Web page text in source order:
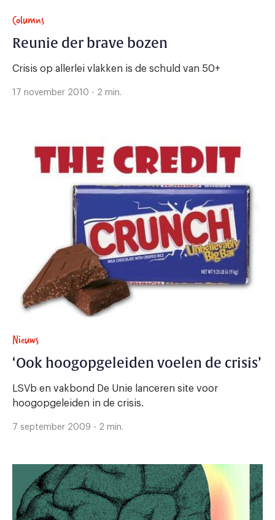
Columns
Reunie der brave bozen
Crisis op allerlei vlakken is de schuld van 50+
17 november 2010 - 2 min.
Nieuws
‘Ook hoogopgeleiden voelen de crisis’
LSVb en vakbond De Unie lanceren site voor
hoogopgeleiden in de crisis.
7 september 2009 - 2 min.